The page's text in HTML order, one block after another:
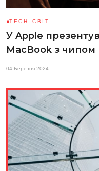
TECH_СВІТ
У Apple
MacBook з
04 Березня 2024